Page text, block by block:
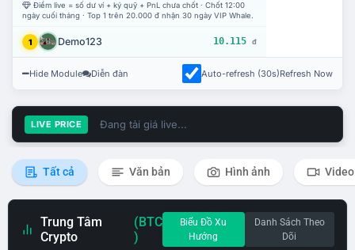
Điểm live = số dư ví + ký quỹ + PnL chưa chốt · Chốt 12:00
ngày cuối tháng · Top 1 trên 20.000 đ nhận 30 ngày VIP Whale.
1 Demo123 10.115 đ
Hide Module Diễn đàn Auto-refresh (30s)Refresh Now
LIVE PRICE Đang tải giá live...
Tất cả Văn bản Hình ảnh Video
Trung Tâm
Crypto
(BTC
)
Biểu Đồ Xu
Hướng
Danh Sách Theo
Dõi